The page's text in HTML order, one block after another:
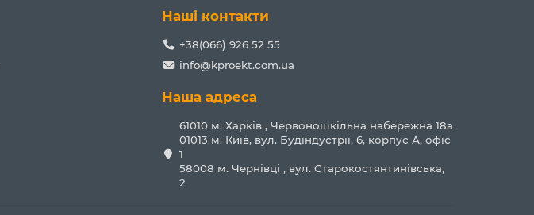
Наші контакти
+38(066) 926 52 55
info@kproekt.com.ua
Наша адреса
61010 м. Харків , Червоношкільна набережна 18а
01013 м. Київ, вул. Будіндустрії, 6, корпус А, офіс
1
58008 м. Чернівці , вул. Старокостянтинівська,
2